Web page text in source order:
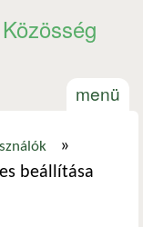
menü
»
beállítása